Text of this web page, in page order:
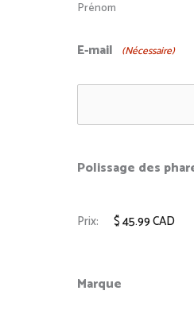
Prénom
E-mail (Nécessaire)
Polissage des
Prix:
Marque